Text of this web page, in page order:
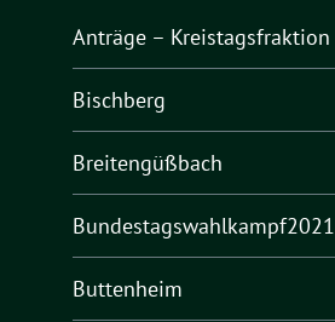
Anträge – Kreistagsfraktion
Bischberg
Breitengüßbach
Bundestagswahlkampf2021
Buttenheim